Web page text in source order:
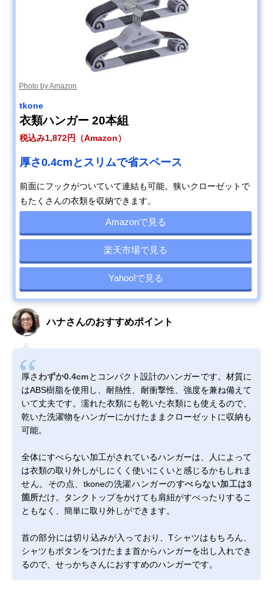
Photo by Amazon
tkone
衣類ハンガー 20本組
税込み1,872円（Amazon）
厚さ0.4cmとスリムで省スペース
前面にフックがついていて連結も可能。狭いクローゼットで
もたくさんの衣類を収納できます。
Amazonで見る
楽天市場で見る
Yahoo!で見る
ハナさんのおすすめポイント
厚さ わずか0.4cmとコンパクト設計のハンガーです。材質に
はABS樹脂を使用し、耐熱性、耐衝撃性、強度を兼ね備えて
いて丈夫です。濡れた衣類にも乾いた衣類にも使えるので、
乾いた洗濯物をハンガーにかけたままクローゼットに収納も
可能。
全体にすべらない加工がされているハンガーは、人によって
は衣類の取り外しがしにくく使いにくいと感じるかもしれま
せん。その点、tkoneの洗濯ハンガーのすべらない加工は3
箇所だけ。タンクトップをかけても肩紐がすべったりするこ
ともなく、簡単に取り外しができます。
首の部分には切り込みが入っており、Tシャツはもちろん、
シャツもボタンをつけたまま首からハンガーを出し入れでき
るので、せっかちさんにおすすめのハンガーです。